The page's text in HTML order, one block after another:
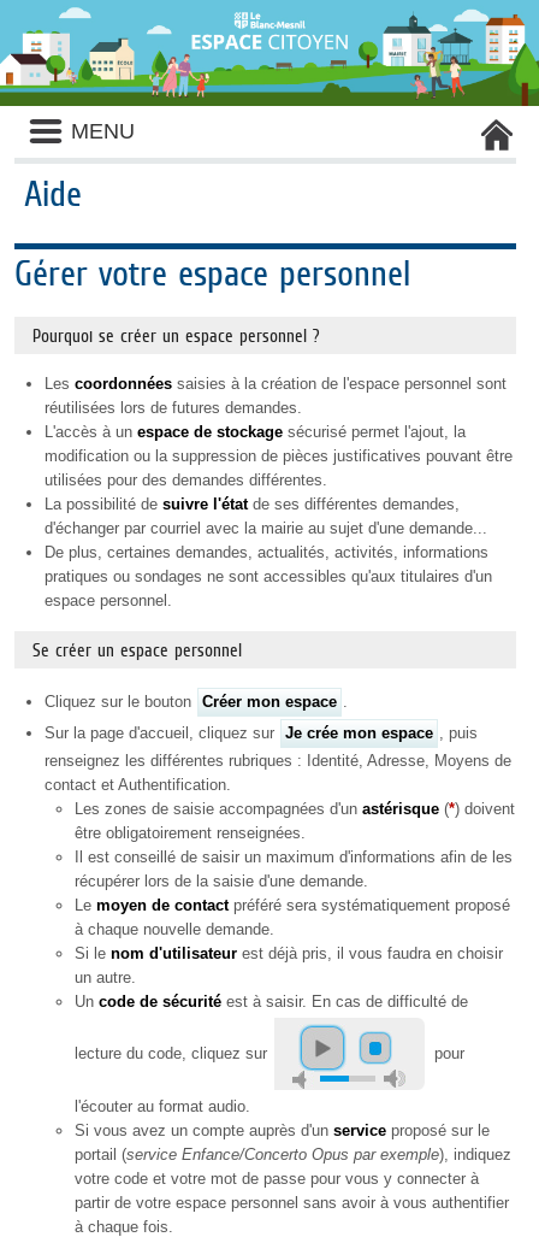
Liste
des
avertissements
MENU
Aide
Gérer votre espace personnel
Pourquoi se créer un espace personnel ?
Les coordonnéessaisies à la création de l'espace personnel sont
réutilisées lors de futures demandes.
L'accès à un espace de stockagesécurisé permet l'ajout, la
modification ou la suppression de pièces justificatives pouvant être
utilisées pour des demandes différentes.
La possibilité de suivre l'étatde ses différentes demandes,
d'échanger par courriel avec la mairie au sujet d'une demande...
De plus, certaines demandes, actualités, activités, informations
pratiques ou sondages ne sont accessibles qu'aux titulaires d'un
espace personnel.
Se créer un espace personnel
Cliquez sur le bouton Créer mon espace
Sur la page d'accueil, cliquez sur Je crée mon espace
, puis
renseignez les différentes rubriques : Identité, Adresse, Moyens de
contact et Authentification.
Les zones de saisie accompagnées d'un astérisque(*) doivent
être obligatoirement renseignées.
Il est conseillé de saisir un maximum d'informations afin de les
récupérer lors de la saisie d'une demande.
Le moyen de contactpréféré sera systématiquement proposé
à chaque nouvelle demande.
Si le nom d'utilisateurest déjà pris, il vous faudra en choisir
un autre.
Un code de sécurité est à saisir. En cas de difficulté de
lecture du code, cliquez sur pour
l'écouter au format audio.
Si vous avez un compte auprès d'un serviceproposé sur le
portail (service Enfance/Concerto Opus par exemple), indiquez
votre code et votre mot de passe pour vous y connecter à
partir de votre espace personnel sans avoir à vous authentifier
à chaque fois.